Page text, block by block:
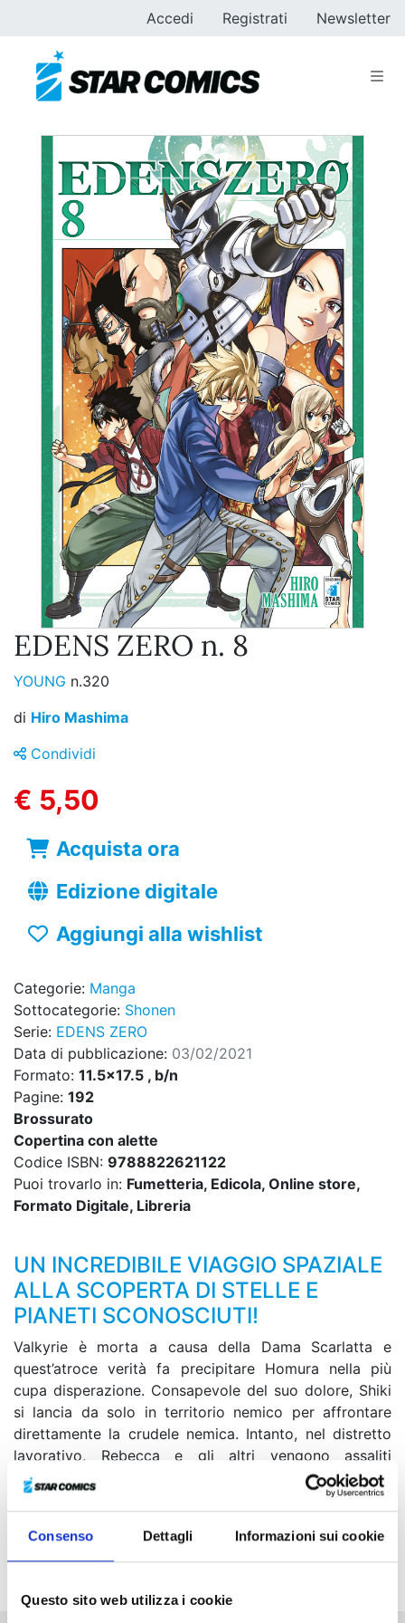
Consenso Dettagli Informazioni sui cookie
Questo sito web utilizza i cookie
Accedi Registrati Newsletter
EDENS ZERO n. 8
YOUNG n.320
di Hiro Mashima
Condividi
€ 5,50
Acquista ora
Edizione digitale
Aggiungi alla wishlist
Categorie: Manga
Sottocategorie: Shonen
Serie: EDENS ZERO
Data di pubblicazione: 03/02/2021
Formato: 11.5x17.5 , b/n
Pagine: 192
Brossurato
Copertina con alette
Codice ISBN: 9788822621122
Puoi trovarlo in: Fumetteria, Edicola, Online store,
Formato Digitale, Libreria
UN INCREDIBILE VIAGGIO SPAZIALE
ALLA SCOPERTA DI STELLE E
PIANETI SCONOSCIUTI!
Valkyrie è morta a causa della Dama Scarlatta e
quest’atroce verità fa precipitare Homura nella più
cupa disperazione. Consapevole del suo dolore, Shiki
si lancia da solo in territorio nemico per affrontare
direttamente la crudele nemica. Intanto, nel distretto
lavorativo, Rebecca e gli altri vengono assaliti
all’improvviso dai tre Angeli del Castigo e, come se
non bastasse, ecco intervenire anche Drakken, attratto
lacrime e sangue. Sarà possibile mettere la parola fine
alla sua tragica storia?